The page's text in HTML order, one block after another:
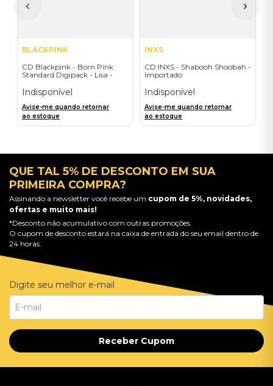
BLACKPINK
CD Blackpink - Born Pink
Standard Digipack - Lisa -
Indisponível
Avise-me quando retornar
ao estoque
INXS
CD INXS - Shabooh Shoobah -
Importado
Indisponível
Avise-me quando retornar
ao estoque
QUE TAL 5% DE DESCONTO EM SUA
PRIMEIRA COMPRA?
Assinando a newsletter você recebe um cupom de 5%, novidades,
ofertas e muito mais!
*Desconto não acumulativo com outras promoções.
O cupom de desconto estará na caixa de entrada do seu email dentro de
24 horas.
Digite seu melhor e-mail
Receber Cupom